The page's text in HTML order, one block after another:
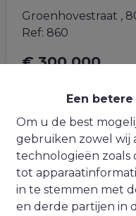
Een
Om u de best
gebruiken zowel wij
technologieën zoals
tot
in te stemmen met
en derde partijen in
Groenhovestraat ,
Ref: 860
€ 300.000
1 1264